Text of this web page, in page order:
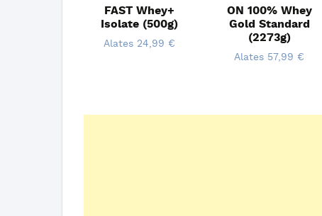
FAST Whey+
Isolate (500g)
Alates 24,99 €
ON 100% Whey
Gold Standard
(2273g)
Alates 57,99 €